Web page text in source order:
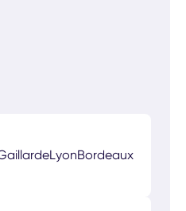
LyonBordeaux